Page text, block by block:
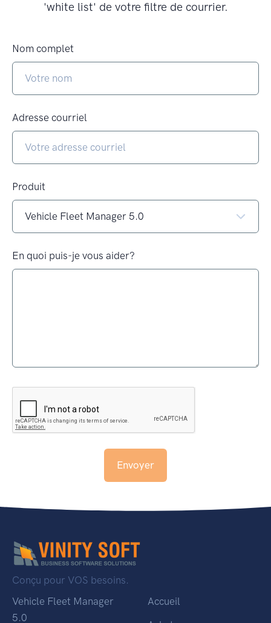
'white list' de votre filtre de courrier.
Nom complet
Adresse courriel
Produit
En quoi puis-je vous aider?
Envoyer
Conçu pour VOS besoins.
Vehicle Fleet Manager
5.0
Accueil